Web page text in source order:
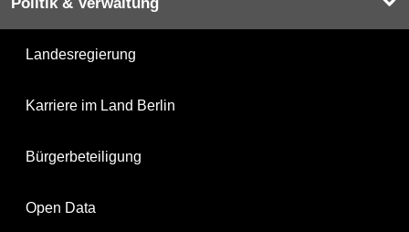
Landesregierung
Karriere im Land Berlin
Bürgerbeteiligung
Open Data